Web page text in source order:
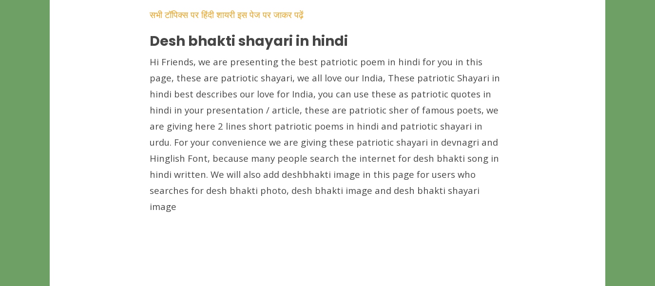
सभी टॉपिक्स पर हिंदी शायरी इस पेज पर जाकर पढ़ें
Desh bhakti shayari in hindi
Hi Friends, we are presenting the best patriotic poem in hindi for you in this
page, these are patriotic shayari, we all love our India, These patriotic Shayari in
hindi best describes our love for India, you can use these as patriotic quotes in
hindi in your presentation / article, these are patriotic sher of famous poets, we
are giving here 2 lines short patriotic poems in hindi and patriotic shayari in
urdu. For your convenience we are giving these patriotic shayari in devnagri and
Hinglish Font, because many people search the internet for desh bhakti song in
hindi written. We will also add deshbhakti image in this page for users who
searches for desh bhakti photo, desh bhakti image and desh bhakti shayari
image